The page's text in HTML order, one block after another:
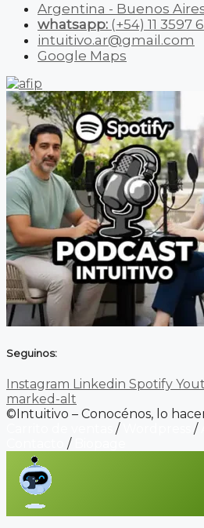
Argentina - Buenos
whatsapp: (+54) 11 3597
intuitivo.ar@gmail.com
Google Maps
Seguinos:
Instagram Linkedin Spotify
marked-alt
©Intuitivo – Conocénos, lo
/ /
/